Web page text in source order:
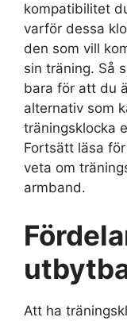
kompatibilitet
varför dessa
den som vill
sin träning. Så
bara för att du
alternativ som
träningsklocka
Fortsätt läsa
veta om
armband.
Att ha